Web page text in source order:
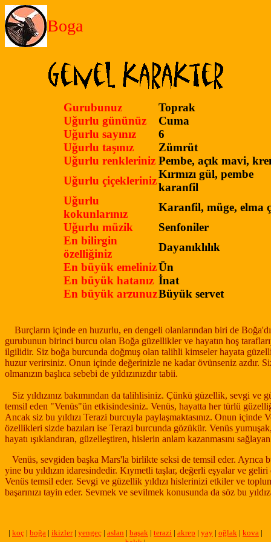
Boga
Gurubunuz
Toprak
Uğurlu gününüz
Cuma
Uğurlu sayınız
6
Uğurlu taşınız
Zümrüt
Uğurlu renkleriniz Pembe, açık mavi,
Uğurlu çiçekleriniz
Kırmızı gül, pembe
karanfil
Uğurlu
kokunlarınız
Karanfil, müge, elma
Uğurlu müzik
Senfoniler
En bilirgin
özelliğiniz
Dayanıklılık
En büyük emelinizÜn
En büyük hatanız İnat
En büyük arzunuzBüyük servet
Burçların içinde en huzurlu, en dengeli olanlarından biri de
gurubunun birinci burcu olan Boğa güzellikler ve hayatın hoş
ilgilidir. Siz boğa burcunda doğmuş olan talihli kimseler hayata
huzur verirsiniz. Onun içinde değerinizle ne kadar övünseniz azdır.
olmanızın başlıca sebebi de yıldızınızdır tabii.
Siz yıldızınız bakımından da talihlisiniz. Çünkü güzellik, sevgi ve
temsil eden "Venüs"ün etkisindesiniz. Venüs, hayatta her türlü
Ancak siz bu yıldızı Terazi burcuyla paylaşmaktasınız. Onun içinde
özellikleri sizde bazıları ise Terazi burcunda gözükür. Venüs
hayatı ışıklandıran, güzelleştiren, hislerin anlam kazanmasını
Venüs, sevgiden başka Mars'la birlikte seksi de temsil eder. Ayrıca
yine bu yıldızın idaresindedir. Kıymetli taşlar, değerli eşyalar ve geliri
Venüs temsil eder. Sevgi ve güzellik yıldızı hislerinizi etkiler ve
başarınızı tayin eder. Sevmek ve sevilmek konusunda da söz bu
| koç | boğa | ikizler| yengeç | aslan | başak | terazi | akrep | yay | oğlak | kova |